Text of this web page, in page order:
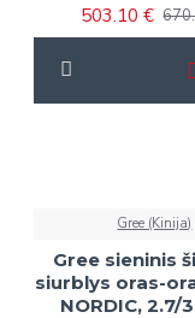
503.10 €
Gree (Kinija)
Gree sieninis
siurblys oras-
NORDIC, 2.7/